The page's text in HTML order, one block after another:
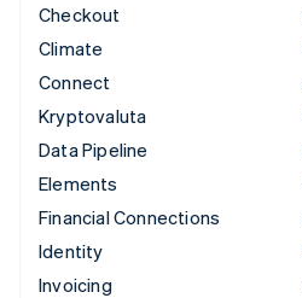
Checkout
Climate
Connect
Kryptovaluta
Data Pipeline
Elements
Financial Connections
Identity
Invoicing